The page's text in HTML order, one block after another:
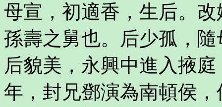
母宣，初適香，生后。
孫壽之舅也。后少孤，
后貌美，永興中進入掖
年，封兄鄧演為南頓侯